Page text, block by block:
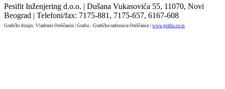
Pesifit Inženjering d.o.o. | Dušana Vukasovića 55, 11070, Novi
Beograd | Telefoni/fax: 7175-881, 7175-657, 6167-608
Grafički dizajn: Vladimir Oreščanin | Grafio - Grafička radionica Oreščanin | www.grafio.co.rs